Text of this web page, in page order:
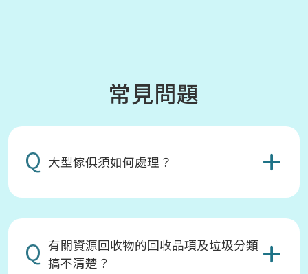
常見問題
Q 大型傢俱須如何處理？
Q 有關資源回收物的回收品項及垃圾分類
搞不清楚？